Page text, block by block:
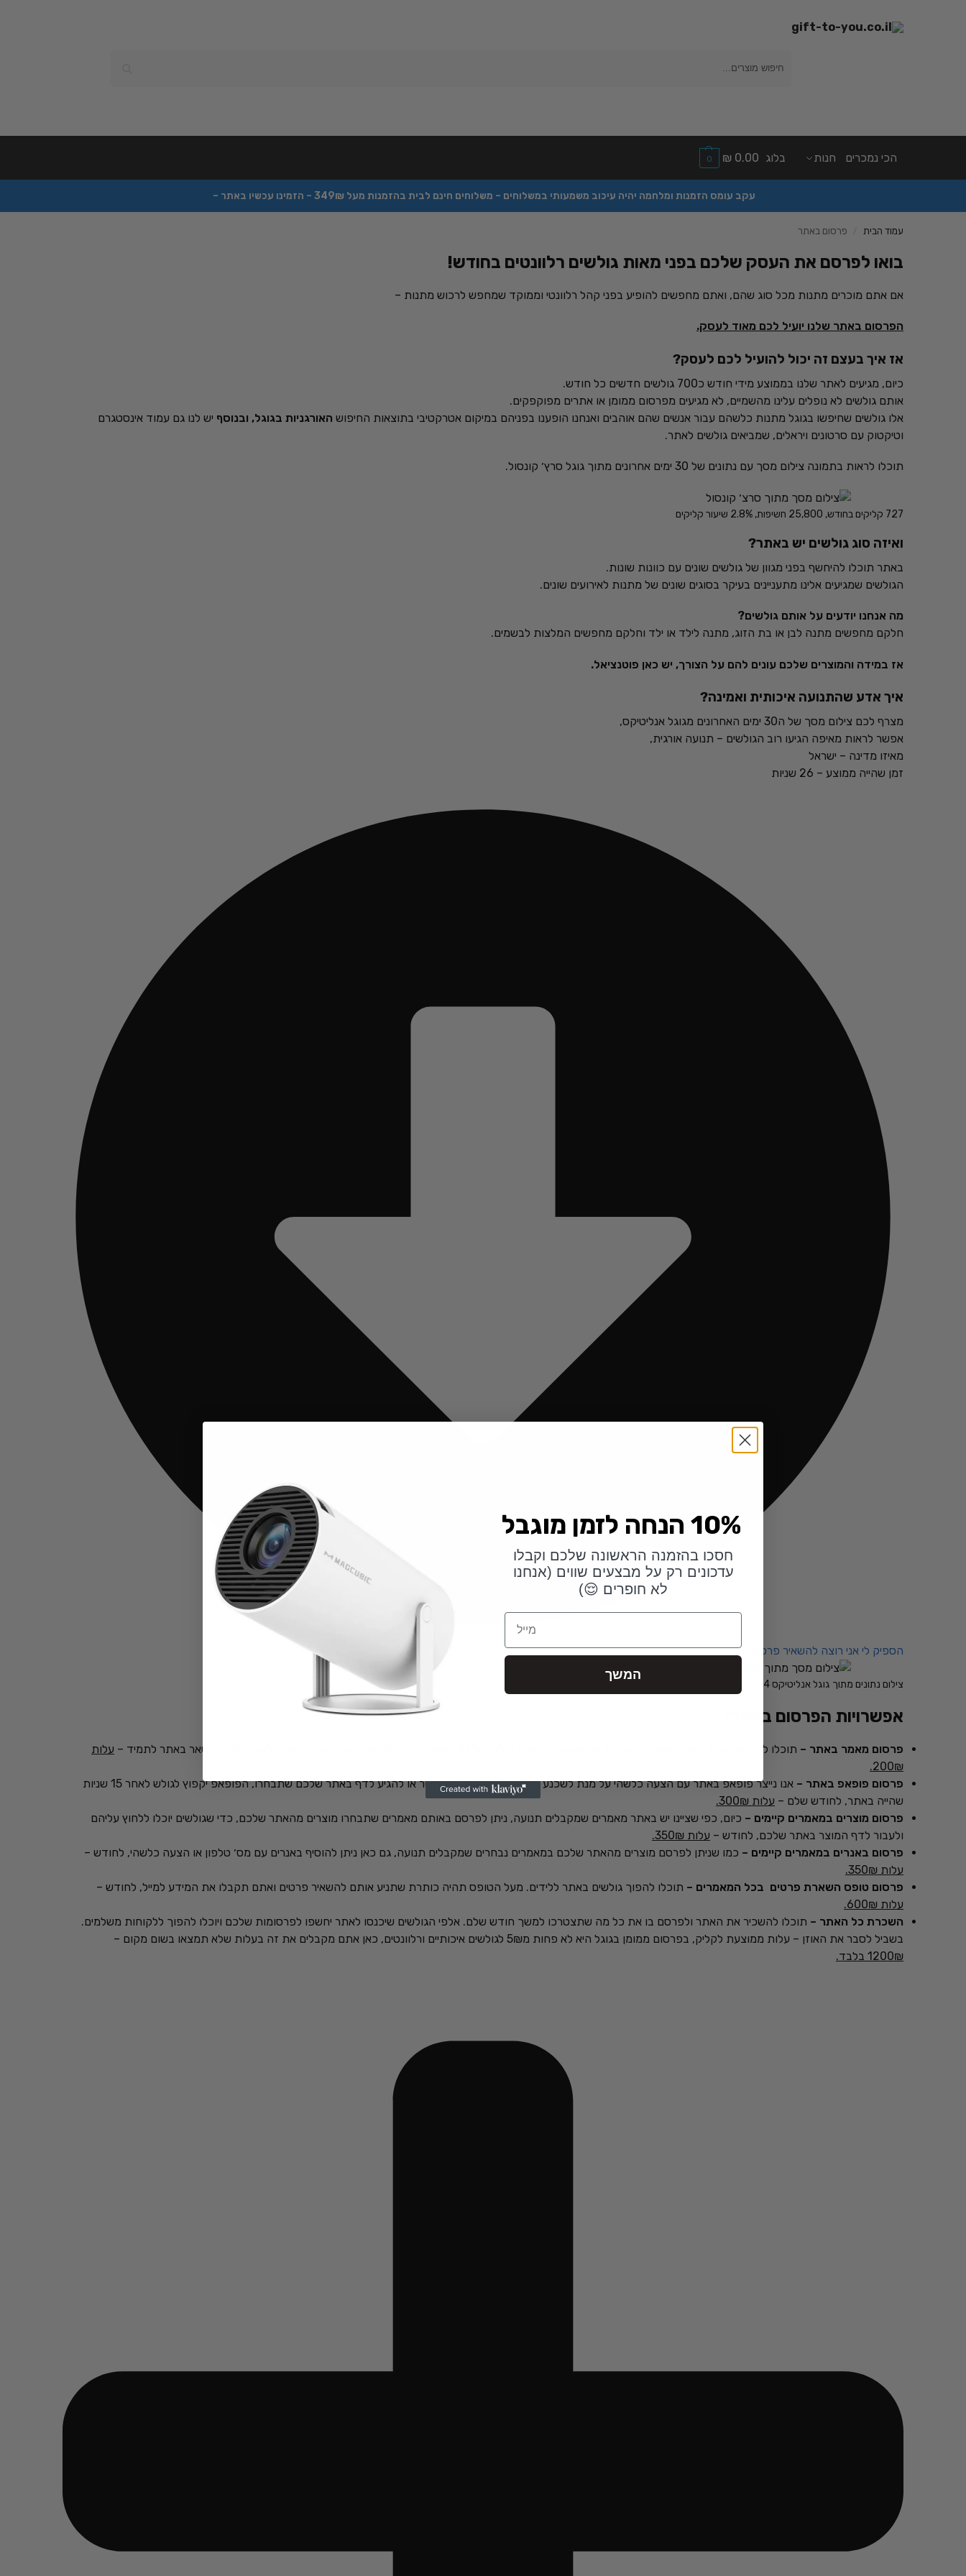
הכי נמכרים חנות בלוג 0.00
₪
0
עקב עומס הזמנות ומלחמה יהיה עיכוב משמעותי במשלוחים – משלוחים חינם לבית בהזמנות מעל 349₪ – הזמינו עכשיו באתר –
עמוד הבית פרסום באתר
בואו לפרסם את העסק שלכם בפני מאות גולשים רלוונטים בחודש!
אם אתם מוכרים מתנות מכל סוג שהם, ואתם מחפשים להופיע בפני קהל רלוונטי וממוקד שמחפש לרכוש מתנות –
הפרסום באתר שלנו יועיל לכם מאוד לעסק.
אז איך בעצם זה יכול להועיל לכם לעסק?
כיום, מגיעים לאתר שלנו בממוצע מידי חודש כ700 גולשים חדשים כל חודש.
אותם גולשים לא נופלים עלינו מהשמיים, לא מגיעים מפרסום ממומן או אתרים מפוקפקים.
אלו גולשים שחיפשו בגוגל מתנות כלשהם עבור אנשים שהם אוהבים ואנחנו הופענו בפניהם במיקום אטרקטיבי בתוצאות החיפוש האורגניות בגוגל, ובנוסף יש לנו גם עמוד אינסטגרם
וטיקטוק עם סרטונים ויראלים, שמביאים גולשים לאתר.
תוכלו לראות בתמונה צילום מסך עם נתונים של 30 ימים אחרונים מתוך גוגל סרץ׳ קונסול.
727 קליקים בחודש, 25,800 חשיפות, 2.8% שיעור קליקים
ואיזה סוג גולשים יש באתר?
באתר תוכלו להיחשף בפני מגוון של גולשים שונים עם כוונות שונות.
הגולשים שמגיעים אלינו מתעניינים בעיקר בסוגים שונים של מתנות לאירועים שונים.
מה אנחנו יודעים על אותם גולשים?
חלקם מחפשים מתנה לבן או בת הזוג, מתנה לילד או ילד וחלקם מחפשים המלצות לבשמים.
אז במידה והמוצרים שלכם עונים להם על הצורך, יש כאן פוטנציאל.
איך אדע שהתנועה איכותית ואמינה?
מצרף לכם צילום מסך של ה30 ימים האחרונים מגוגל אנליטיקס,
אפשר לראות מאיפה הגיעו רוב הגולשים – תנועה אורגית,
מאיזו מדינה – ישראל
זמן שהייה ממוצע – 26 שניות
הספיק לי אני רוצה להשאיר פרטים
צילום נתונים מתוך גוגל אנליטיקס 4
אפשרויות הפרסום באתר:
פרסום מאמר באתר – תוכלו לפרסם מאמר באתר, שאתם כותבים, או שאנחנו נכתוב בשילוב של AI. המאמר יוכל להפנות באמצעות קישורים לאתר שלכם, ישאר באתר לתמיד –
עלות
200₪.
פרסום פופאפ באתר –
אנו נייצר פופאפ באתר עם הצעה כלשהי על מנת לשכנע את הגולש ללחוץ להתקשר או להגיע לדף באתר שלכם שתבחרו, הפופאפ יקפוץ לגולש לאחר 15 שניות
שהייה באתר, לחודש שלם – עלות 300₪.
פרסום מוצרים במאמרים קיימים – כיום, כפי שציינו יש באתר מאמרים שמקבלים תנועה, ניתן לפרסם באותם מאמרים שתבחרו מוצרים מהאתר שלכם, כדי שגולשים יוכלו ללחוץ עליהם
ולעבור לדף המוצר באתר שלכם, לחודש – עלות 350₪.
פרסום באנרים במאמרים קיימים – כמו שניתן לפרסם מוצרים מהאתר שלכם במאמרים נבחרים שמקבלים תנועה, גם כאן ניתן להוסיף באנרים עם מס׳ טלפון או הצעה כלשהי, לחודש –
עלות 350₪.
פרסום טופס השארת פרטים בכל המאמרים – תוכלו להפוך גולשים באתר ללידים. מעל הטופס תהיה כותרת שתניע אותם להשאיר פרטים ואתם תקבלו את המידע למייל, לחודש –
עלות 600₪.
השכרת כל האתר – תוכלו להשכיר את האתר ולפרסם בו את כל מה שתצטרכו למשך חודש שלם. אלפי הגולשים שיכנסו לאתר יחשפו לפרסומות שלכם ויוכלו להפוך ללקוחות משלמים.
בשביל לסבר את האוזן – עלות ממוצעת לקליק, בפרסום ממומן בגוגל היא לא פחות מ5₪ לגולשים איכותיים ורלוונטים, כאן אתם מקבלים את זה בעלות שלא תמצאו בשום מקום –
1200₪ בלבד.
10% הנחה לזמן מוגבל
חסכו בהזמנה הראשונה שלכם וקבלו
עדכונים רק על מבצעים שווים (אנחנו
לא חופרים 😌)
Email
המשך